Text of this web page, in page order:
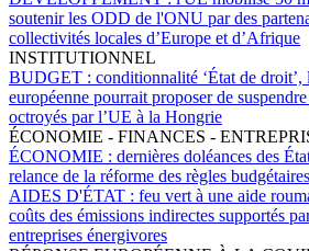
soutenir les ODD de l'ONU par des
collectivités locales d’Europe et d’Afrique
INSTITUTIONNEL
BUDGET : conditionnalité ‘État de droit’,
européenne pourrait proposer de
octroyés par l’UE à la Hongrie
ÉCONOMIE - FINANCES -
ÉCONOMIE : dernières doléances des
relance de la réforme des règles
AIDES D'ÉTAT : feu vert à une aide
coûts des émissions indirectes supportés
entreprises énergivores